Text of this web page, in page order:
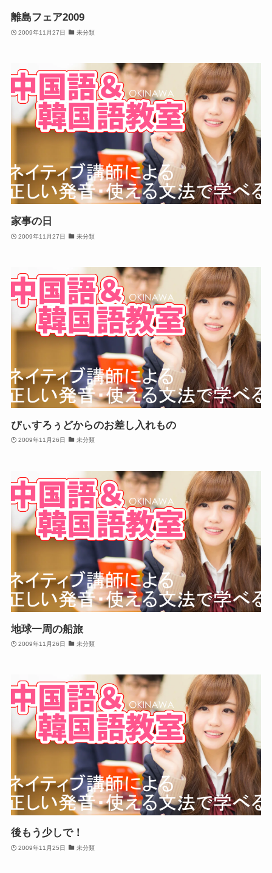
離島フェア2009
2009年11月27日 未分類
家事の日
2009年11月27日 未分類
ぴぃすろぅどからのお差し入れもの
2009年11月26日 未分類
地球一周の船旅
2009年11月26日 未分類
後もう少しで！
2009年11月25日 未分類